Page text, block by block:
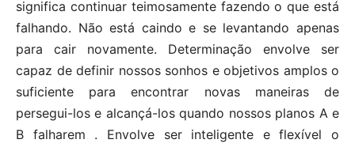
significa continuar teimosamente fazendo o que está
falhando. Não está caindo e se levantando apenas
para cair novamente. Determinação envolve ser
capaz de definir nossos sonhos e objetivos amplos o
suficiente para encontrar novas maneiras de
persegui-los e alcançá-los quando nossos planos A e
B falharem . Envolve ser inteligente e flexível o